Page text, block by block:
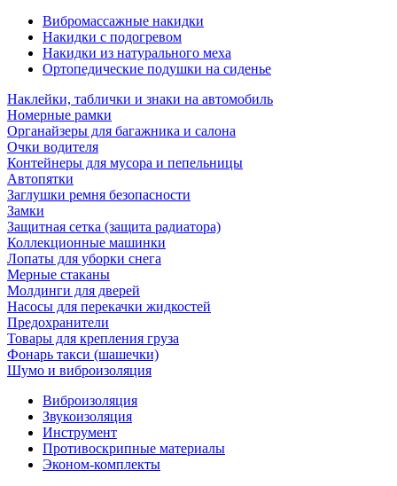
Вибромассажные накидки
Накидки с подогревом
Накидки из натурального меха
Ортопедические подушки на сиденье
Наклейки, таблички и знаки на автомобиль
Номерные рамки
Органайзеры для багажника и салона
Очки водителя
Контейнеры для мусора и пепельницы
Автопятки
Заглушки ремня безопасности
Замки
Защитная сетка (защита радиатора)
Коллекционные машинки
Лопаты для уборки снега
Мерные стаканы
Молдинги для дверей
Насосы для перекачки жидкостей
Предохранители
Товары для крепления груза
Фонарь такси (шашечки)
Шумо и виброизоляция
Виброизоляция
Звукоизоляция
Инструмент
Противоскрипные материалы
Эконом-комплекты